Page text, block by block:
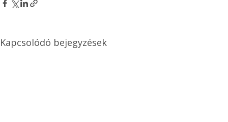
Kapcsolódó bejegyzések